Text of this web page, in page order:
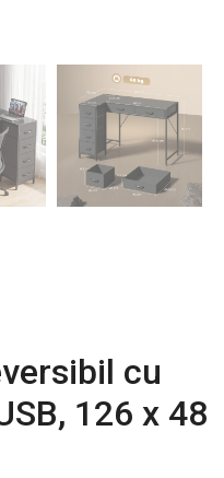
cu
126 x 48